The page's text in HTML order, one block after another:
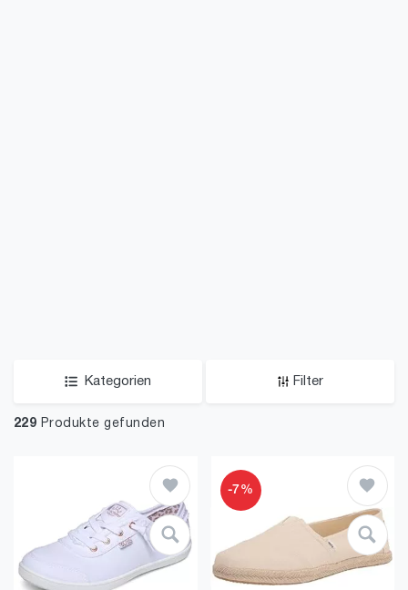
Kategorien Filter
229 Produkte gefunden
-7%